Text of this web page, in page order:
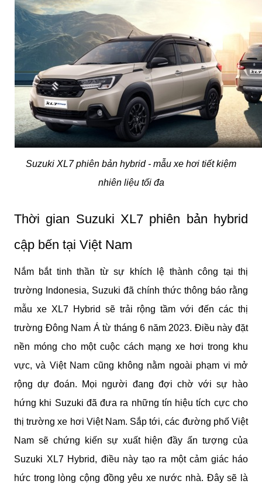
Suzuki XL7 phiên bản hybrid - mẫu xe hơi tiết kiệm
nhiên liệu tối đa
Thời gian Suzuki XL7 phiên bản hybrid
cập bến tại Việt Nam
Nắm bắt tinh thần từ sự khích lệ thành công tại thị
trường Indonesia, Suzuki đã chính thức thông báo rằng
mẫu xe XL7 Hybrid sẽ trải rộng tầm với đến các thị
trường Đông Nam Á từ tháng 6 năm 2023. Điều này đặt
nền móng cho một cuộc cách mạng xe hơi trong khu
vực, và Việt Nam cũng không nằm ngoài phạm vi mở
rộng dự đoán. Mọi người đang đợi chờ với sự hào
hứng khi Suzuki đã đưa ra những tín hiệu tích cực cho
thị trường xe hơi Việt Nam. Sắp tới, các đường phố Việt
Nam sẽ chứng kiến sự xuất hiện đầy ấn tượng của
Suzuki XL7 Hybrid, điều này tạo ra một cảm giác háo
hức trong lòng cộng đồng yêu xe nước nhà. Đây sẽ là